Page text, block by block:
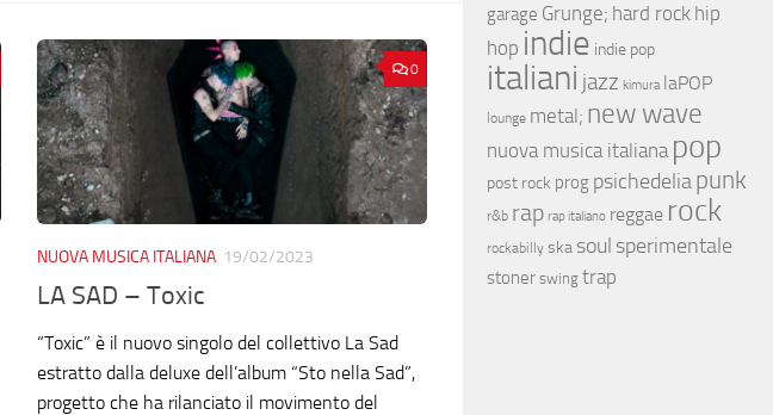
0
NUOVA MUSICA ITALIANA 19/02/2023
LA SAD – Toxic
“Toxic” è il nuovo singolo del collettivo La Sad
estratto dalla deluxe dell’album “Sto nella Sad”,
progetto che ha rilanciato il movimento del
garage Grunge; hard rock hip
hop indie indie pop
italiani jazz kimura laPOP
lounge metal; new wave
nuova musica italiana pop
post rock prog psichedeliapunk
r&b rap rap italiano reggae rock
rockabilly ska soul sperimentale
stoner swing trap